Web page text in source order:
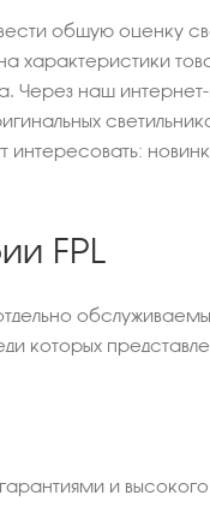
общую оценку
Через наш
FPL
которых
и